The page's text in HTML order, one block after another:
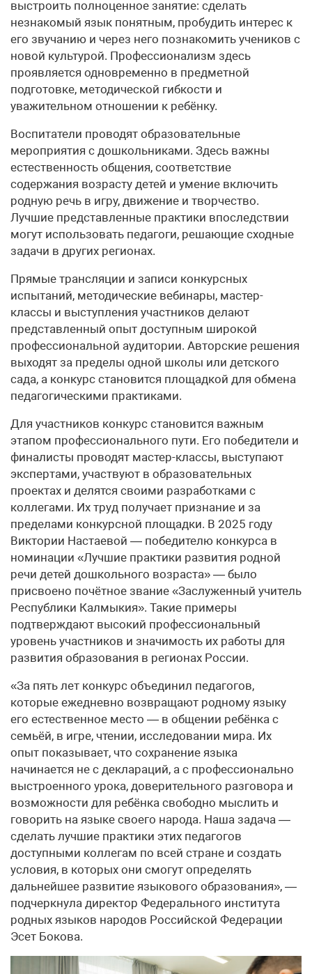
выстроить полноценное занятие: сделать
незнакомый язык понятным, пробудить интерес к
его звучанию и через него познакомить учеников с
новой культурой. Профессионализм здесь
проявляется одновременно в предметной
подготовке, методической гибкости и
уважительном отношении к ребёнку.
Воспитатели проводят образовательные
мероприятия с дошкольниками. Здесь важны
естественность общения, соответствие
содержания возрасту детей и умение включить
родную речь в игру, движение и творчество.
Лучшие представленные практики впоследствии
могут использовать педагоги, решающие сходные
задачи в других регионах.
Прямые трансляции и записи конкурсных
испытаний, методические вебинары, мастер-
классы и выступления участников делают
представленный опыт доступным широкой
профессиональной аудитории. Авторские решения
выходят за пределы одной школы или детского
сада, а конкурс становится площадкой для обмена
педагогическими практиками.
Для участников конкурс становится важным
этапом профессионального пути. Его победители и
финалисты проводят мастер-классы, выступают
экспертами, участвуют в образовательных
проектах и делятся своими разработками с
коллегами. Их труд получает признание и за
пределами конкурсной площадки. В 2025 году
Виктории Настаевой — победителю конкурса в
номинации «Лучшие практики развития родной
речи детей дошкольного возраста» — было
присвоено почётное звание «Заслуженный учитель
Республики Калмыкия». Такие примеры
подтверждают высокий профессиональный
уровень участников и значимость их работы для
развития образования в регионах России.
«За пять лет конкурс объединил педагогов,
которые ежедневно возвращают родному языку
его естественное место — в общении ребёнка с
семьёй, в игре, чтении, исследовании мира. Их
опыт показывает, что сохранение языка
начинается не с деклараций, а с профессионально
выстроенного урока, доверительного разговора и
возможности для ребёнка свободно мыслить и
говорить на языке своего народа. Наша задача —
сделать лучшие практики этих педагогов
доступными коллегам по всей стране и создать
условия, в которых они смогут определять
дальнейшее развитие языкового образования», —
подчеркнула директор Федерального института
родных языков народов Российской Федерации
Эсет Бокова.